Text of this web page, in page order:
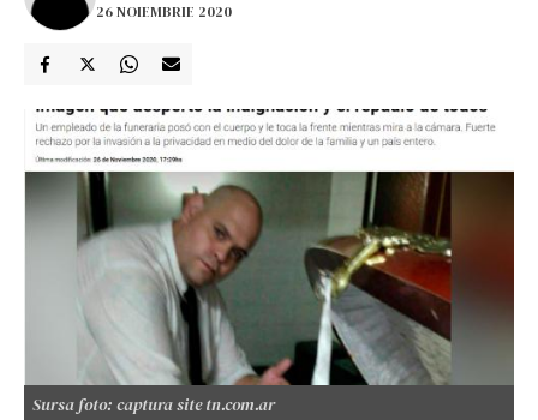
26 NOIEMBRIE 2020
Sursa foto: captura site tn.com.ar